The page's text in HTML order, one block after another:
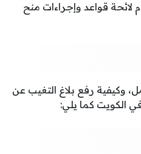
في شأن تعديل بعض أحكام لائحة قواعد وإجراءات منح
وكيفية رفع بلاغ التغيب عن
الكويت كما يلي: